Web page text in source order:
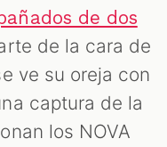
de dos
de la cara de
ve su oreja con
captura de la
los NOVA